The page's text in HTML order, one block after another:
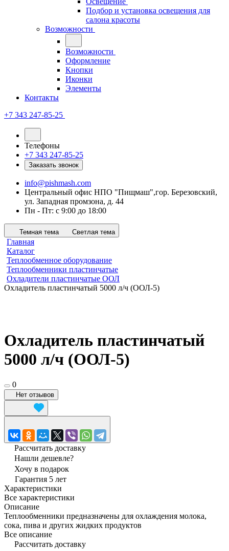
Подбор и установка освещения для
салона красоты
Возможности
Возможности
Оформление
Кнопки
Иконки
Элементы
Контакты
+7 343 247-85-25
Телефоны
+7 343 247-85-25
Заказать звонок
info@pishmash.com
Центральный офис НПО "Пищмаш",гор. Березовский,
ул. Западная промзона, д. 44
Пн - Пт: с 9:00 до 18:00
Темная тема Светлая тема
Главная
Каталог
Теплообменное оборудование
Теплообменники пластинчатые
Охладители пластинчатые ООЛ
Охладитель пластинчатый 5000 л/ч (ООЛ-5)
Охладитель пластинчатый
5000 л/ч (ООЛ-5)
0
Нет отзывов
Рассчитать доставку
Нашли дешевле?
Хочу в подарок
Гарантия 5 лет
Характеристики
Все характеристики
Описание
Теплообменники предназначены для охлаждения молока,
сока, пива и других жидких продуктов
Все описание
Рассчитать доставку